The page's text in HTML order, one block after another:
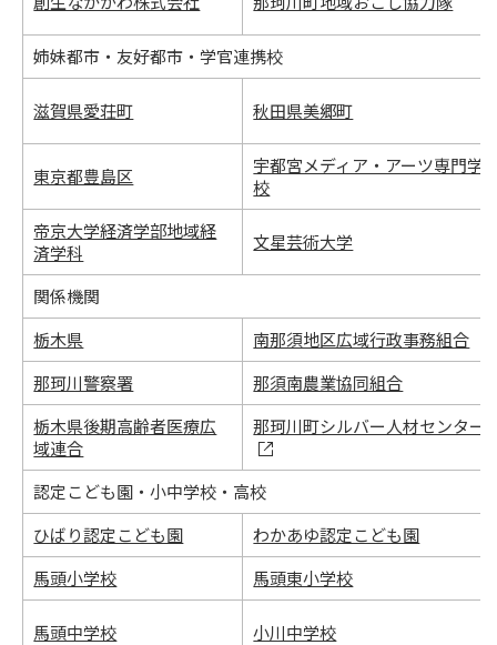
姉妹都市・友好都市・学官連携校
滋賀県愛荘町 秋田県美郷町
東京都豊島区
宇都宮メディア・アーツ専門学
校
帝京大学経済学部地域経
済学科
文星芸術大学
関係機関
栃木県
南那須地区広域行政事務組合
那珂川警察署
那須南農業協同組合
栃木県後期高齢者医療広
域連合
那珂川町シルバー人材センター
認定こども園・小中学校・高校
ひばり認定こども園
わかあゆ認定こども園
馬頭小学校
馬頭東小学校
馬頭中学校 小川中学校